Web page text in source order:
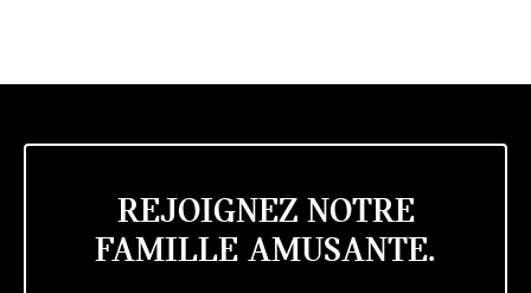
REJOIGNEZ NOTRE
FAMILLE AMUSANTE.